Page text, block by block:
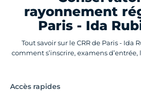
rayonnement
Paris - Ida
Tout savoir sur le CRR de Paris - Ida
comment s’inscrire, examens
Accès rapides